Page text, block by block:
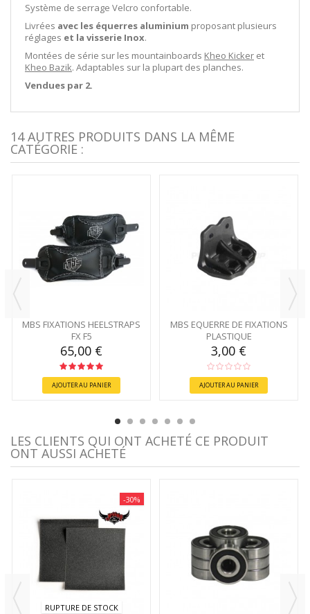
Système de serrage Velcro confortable.
Livrées avec les équerres aluminium proposant plusieurs
réglages et la visserie Inox.
Montées de série sur les mountainboards Kheo Kicker et
Kheo Bazik. Adaptables sur la plupart des planches.
Vendues par 2.
14 AUTRES PRODUITS DANS LA MÊME
CATÉGORIE :
MBS FIXATIONS HEELSTRAPS
FX F5
65,00 €
AJOUTER AU PANIER
MBS EQUERRE DE FIXATIONS
PLASTIQUE
3,00 €
AJOUTER AU PANIER
LES CLIENTS QUI ONT ACHETÉ CE PRODUIT
ONT AUSSI ACHETÉ
-30%
RUPTURE DE STOCK